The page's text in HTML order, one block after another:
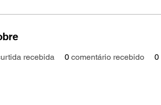
recebida 0 comentário recebido 0